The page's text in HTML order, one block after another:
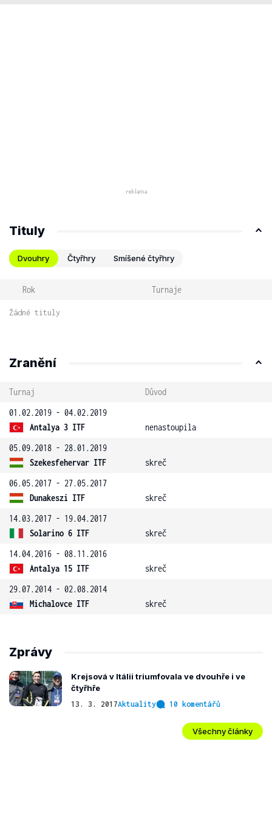
Tituly
Dvouhry Čtyřhry Smíšené čtyřhry
Rok Turnaje
Žádné tituly
Zranění
Turnaj
Důvod
01.02.2019 - 04.02.2019
Antalya 3 ITF
nenastoupila
05.09.2018 - 28.01.2019
Szekesfehervar ITF
skreč
06.05.2017 - 27.05.2017
Dunakeszi ITF
skreč
14.03.2017 - 19.04.2017
Solarino 6 ITF
skreč
14.04.2016 - 08.11.2016
Antalya 15 ITF
skreč
29.07.2014 - 02.08.2014
Michalovce ITF
skreč
Zprávy
Krejsová v Itálii triumfovala ve dvouhře i ve
čtyřhře
13. 3. 2017Aktuality 10 komentářů
Všechny články